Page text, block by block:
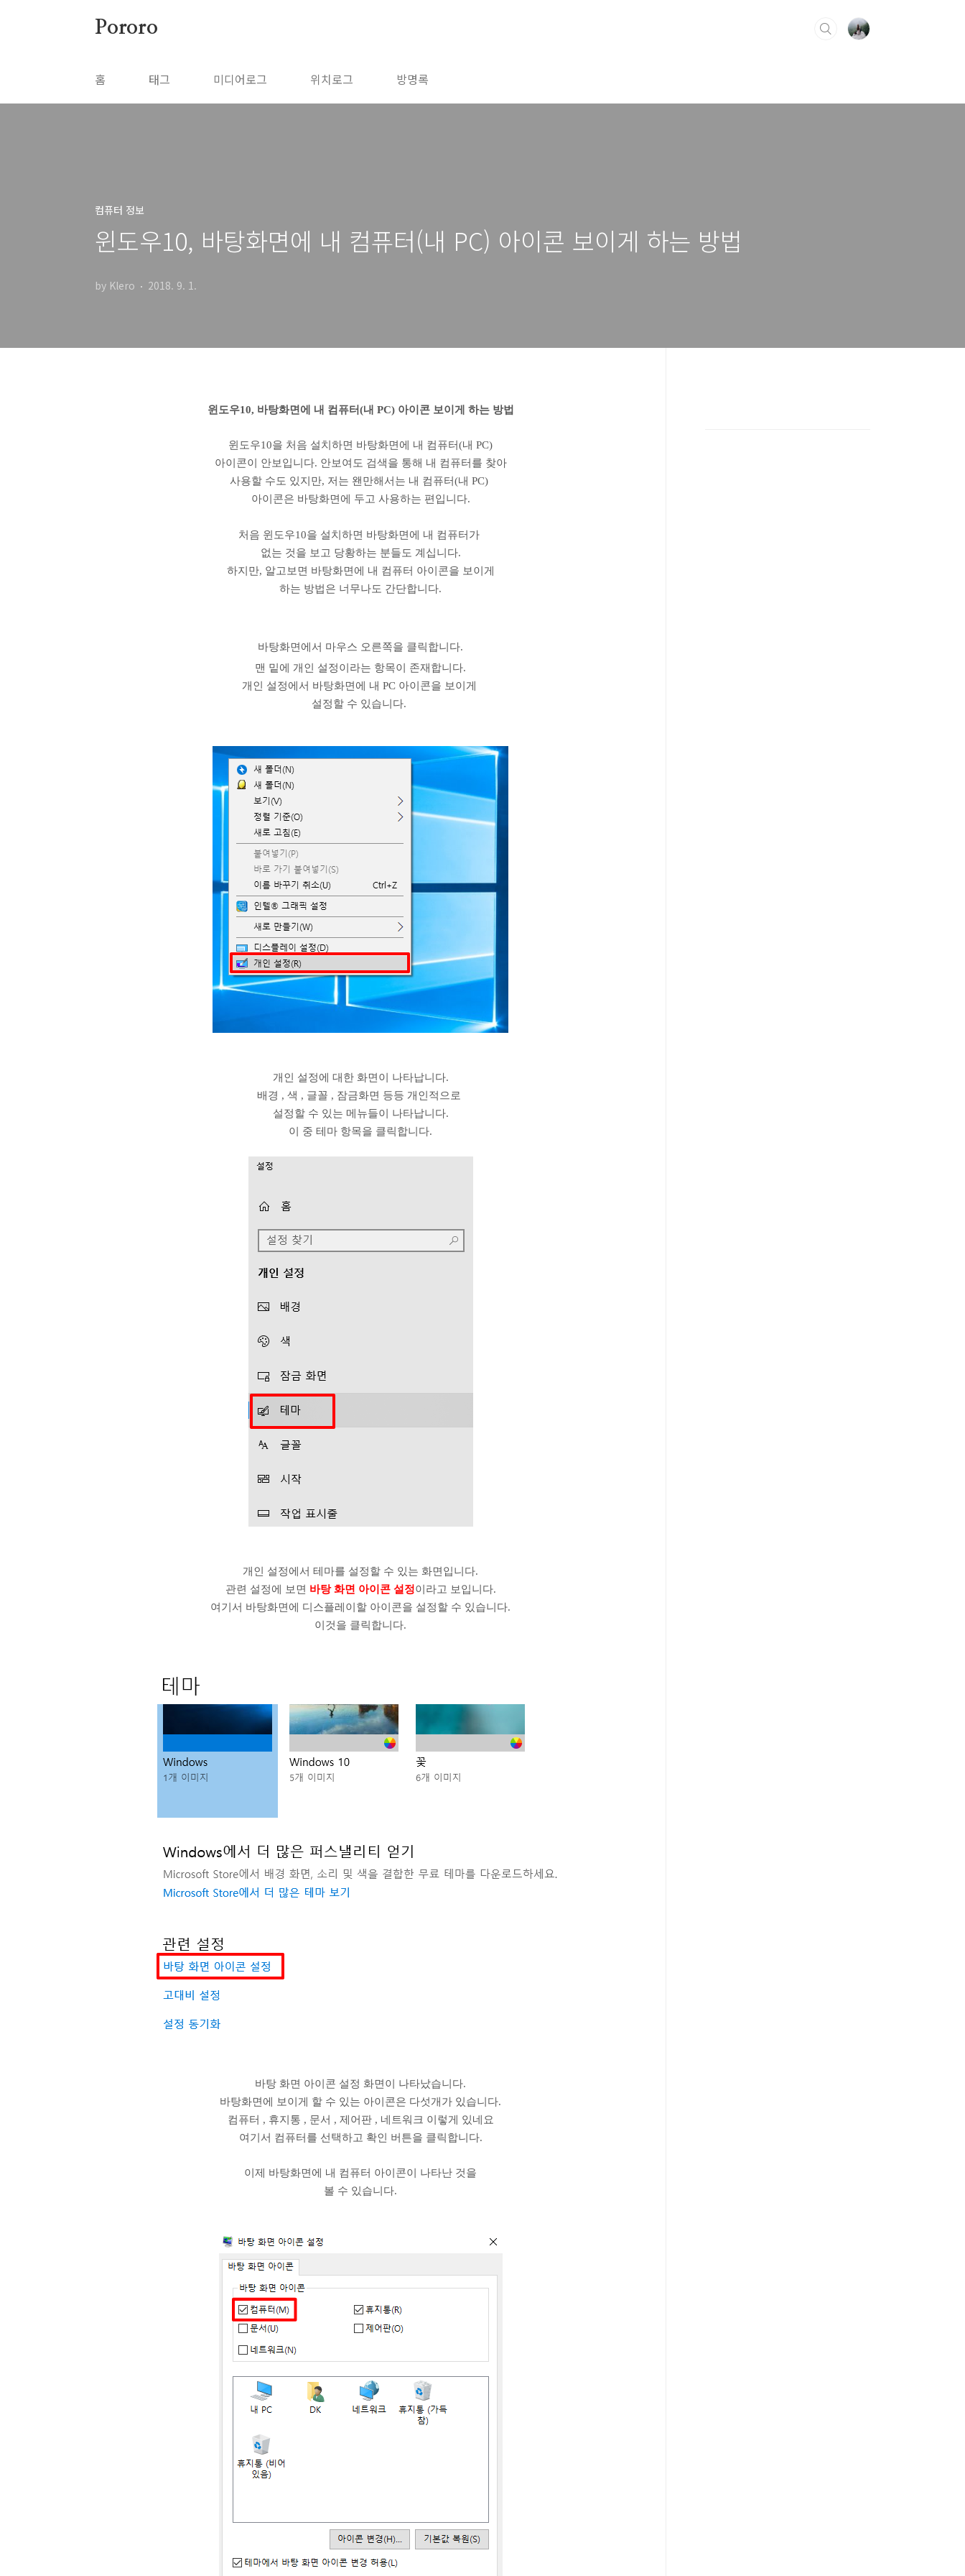
Pororo
홈 태그 미디어로그 위치로그 방명록
컴퓨터 정보
윈도우10, 바탕화면에 내 컴퓨터(내 PC) 아이콘 보이게 하는 방법
by Klero 2018. 9. 1.
윈도우10, 바탕화면에 내 컴퓨터(내 PC) 아이콘 보이게 하는 방법
윈도우10을 처음 설치하면 바탕화면에 내 컴퓨터(내 PC)
아이콘이 안보입니다. 안보여도 검색을 통해 내 컴퓨터를 찾아
사용할 수도 있지만, 저는 왠만해서는 내 컴퓨터(내 PC)
아이콘은 바탕화면에 두고 사용하는 편입니다.
처음 윈도우10을 설치하면 바탕화면에 내 컴퓨터가
없는 것을 보고 당황하는 분들도 계십니다.
하지만, 알고보면 바탕화면에 내 컴퓨터 아이콘을 보이게
하는 방법은 너무나도 간단합니다.
바탕화면에서 마우스 오른쪽을 클릭합니다.
맨 밑에 개인 설정이라는 항목이 존재합니다.
개인 설정에서 바탕화면에 내 PC 아이콘을 보이게
설정할 수 있습니다.
개인 설정에 대한 화면이 나타납니다.
배경 , 색 , 글꼴 , 잠금화면 등등 개인적으로
설정할 수 있는 메뉴들이 나타납니다.
이 중 테마 항목을 클릭합니다.
개인 설정에서 테마를 설정할 수 있는 화면입니다.
관련 설정에 보면 바탕 화면 아이콘 설정이라고 보입니다.
여기서 바탕화면에 디스플레이할 아이콘을 설정할 수 있습니다.
이것을 클릭합니다.
바탕 화면 아이콘 설정 화면이 나타났습니다.
바탕화면에 보이게 할 수 있는 아이콘은 다섯개가 있습니다.
컴퓨터 , 휴지통 , 문서 , 제어판 , 네트워크 이렇게 있네요
여기서 컴퓨터를 선택하고 확인 버튼을 클릭합니다.
이제 바탕화면에 내 컴퓨터 아이콘이 나타난 것을
볼 수 있습니다.